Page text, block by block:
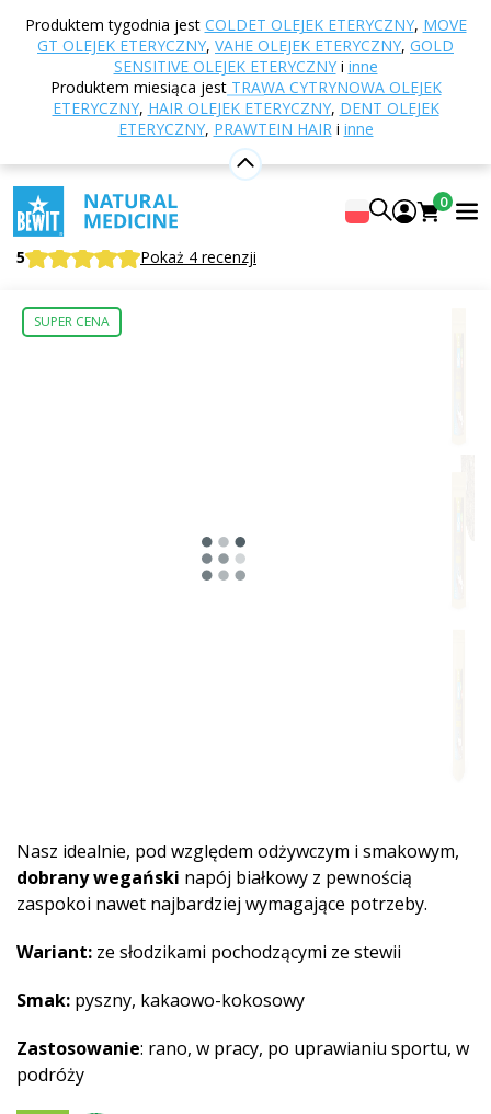
Produktem tygodnia jest COLDET OLEJEK ETERYCZNY, MOVE
GT OLEJEK ETERYCZNY, VAHE OLEJEK ETERYCZNY, GOLD
SENSITIVE OLEJEK ETERYCZNYi inne
Produktem miesiąca jest TRAWA CYTRYNOWA OLEJEK
ETERYCZNY, HAIR OLEJEK ETERYCZNY, DENT OLEJEK
ETERYCZNY, PRAWTEIN HAIRi inne
0
Strona główna
diety
Kawy Napoje proteinowe
Napój
proteinowy, kakao z kokosem, ze stewią, BIO
Napój proteinowy, kakao z kokosem,
ze stewią, BIO
Suplement diety
5 Pokaż 4 recenzji
SUPER CENA
Nasz idealnie, pod względem odżywczym i smakowym,
dobrany wegański napój białkowy z pewnością
zaspokoi nawet najbardziej wymagające potrzeby.
Wariant: ze słodzikami pochodzącymi ze stewii
Smak: pyszny, kakaowo-kokosowy
Zastosowanie: rano, w pracy, po uprawianiu sportu, w
podróży